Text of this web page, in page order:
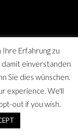
Berne
Hamburg
Erfahrung zu
damit einverstanden
Sie dies wünschen.
experience. We'll
out if you wish.